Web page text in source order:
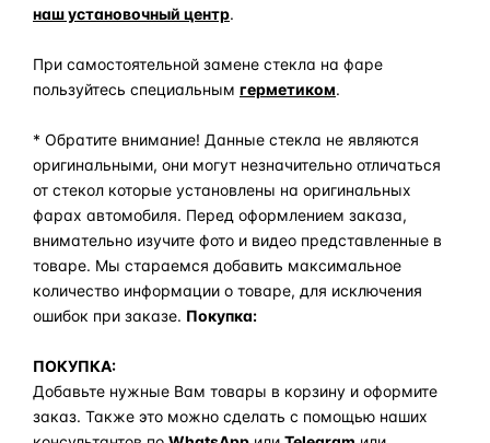
наш установочный центр.
При самостоятельной замене стекла на фаре
пользуйтесь специальным герметиком.
* Обратите внимание! Данные стекла не являются
оригинальными, они могут незначительно отличаться
от стекол которые установлены на оригинальных
фарах автомобиля. Перед оформлением заказа,
внимательно изучите фото и видео представленные в
товаре. Мы стараемся добавить максимальное
количество информации о товаре, для исключения
ошибок при заказе. Покупка:
ПОКУПКА:
Добавьте нужные Вам товары в корзину и оформите
заказ. Также это можно сделать с помощью наших